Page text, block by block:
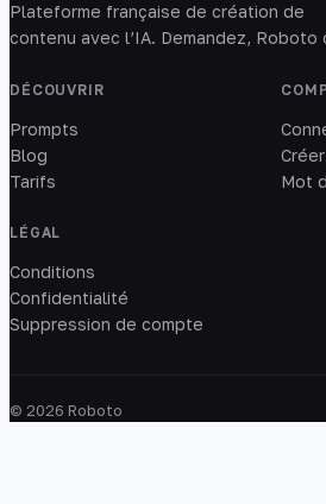
Plateforme française de création de
contenu avec l’IA. Demandez, Roboto
DÉCOUVRIR
Prompts
Blog
Tarifs
Mot
LÉGAL
Conditions
Confidentialité
Suppression de compte
© 2026 Roboto